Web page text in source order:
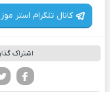
کانال تلگرام استر
اشتراک